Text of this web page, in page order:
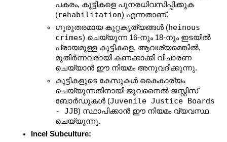
പകരം, കുട്ടികളെ പുനരധിവസിപ്പിക്കുക
(rehabilitation) എന്നതാണ്.
ഗുരുതരമായ കുറ്റകൃത്യങ്ങൾ (heinous
crimes) ചെയ്യുന്ന 16-നും 18-നും ഇടയിൽ
പ്രായമുള്ള കുട്ടികളെ, ആവശ്യമെങ്കിൽ,
മുതിർന്നവരായി കണക്കാക്കി വിചാരണ
ചെയ്യാൻ ഈ നിയമം അനുവദിക്കുന്നു.
കുട്ടികളുടെ കേസുകൾ കൈകാര്യം
ചെയ്യുന്നതിനായി ജുവനൈൽ ജസ്റ്റിസ്
ബോർഡുകൾ (Juvenile Justice Boards
- JJB) സ്ഥാപിക്കാൻ ഈ നിയമം വ്യവസ്ഥ
ചെയ്യുന്നു.
Incel Subculture: